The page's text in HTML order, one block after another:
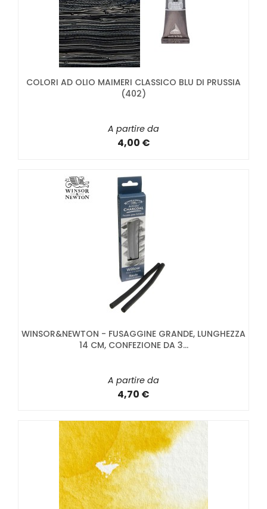
COLORI AD OLIO MAIMERI CLASSICO BLU DI PRUSSIA
(402)
A partire da
4,00 €
WINSOR&NEWTON - FUSAGGINE GRANDE, LUNGHEZZA
14 CM, CONFEZIONE DA 3...
A partire da
4,70 €